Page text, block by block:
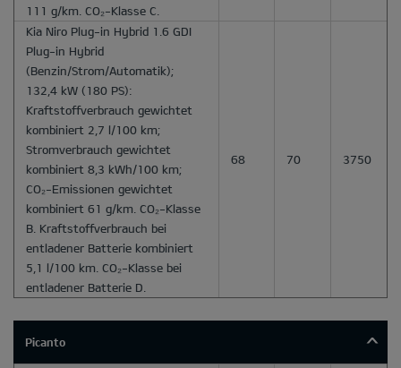
111 g/km. CO₂-Klasse C.
Kia Niro Plug-in Hybrid 1.6 GDI
Plug-in Hybrid
(Benzin/Strom/Automatik);
132,4 kW (180 PS):
Kraftstoffverbrauch gewichtet
kombiniert 2,7 l/100 km;
Stromverbrauch gewichtet
kombiniert 8,3 kWh/100 km;
CO₂-Emissionen gewichtet
kombiniert 61 g/km. CO₂-Klasse
B. Kraftstoffverbrauch bei
entladener Batterie kombiniert
5,1 l/100 km. CO₂-Klasse bei
entladener Batterie D.
68 70 3750
Picanto